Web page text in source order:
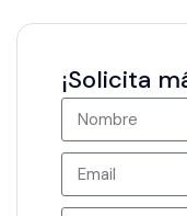
¡Solicita